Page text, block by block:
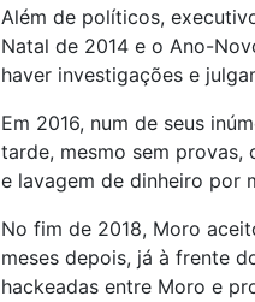
Além de políticos,
Natal de 2014 e o Ano-
haver investigações e
Em 2016, num de seus
tarde, mesmo sem provas,
e lavagem de dinheiro por
No fim de 2018, Moro
meses depois, já à frente
hackeadas entre Moro e